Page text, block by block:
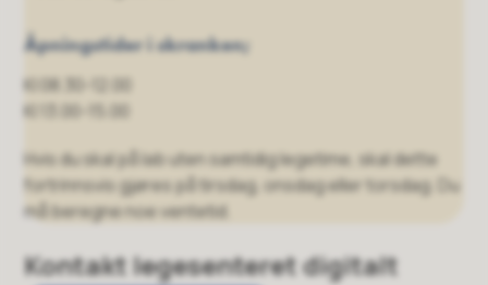
Åpningstider i skranken;
Kl 08.30-12.00
Kl 13.00-15.00
Hvis du skal på lab uten samtidig legetime, skal dette
fortrinnsvis gjøres på tirsdag, onsdag eller torsdag. Du
må beregne noe ventetid.
Kontakt legesenteret digitalt